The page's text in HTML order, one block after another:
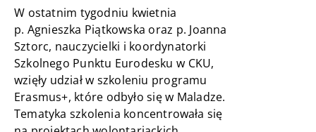
W ostatnim tygodniu kwietnia
p. Agnieszka Piątkowska oraz p. Joanna
Sztorc, nauczycielki i koordynatorki
Szkolnego Punktu Eurodesku w CKU,
wzięły udział w szkoleniu programu
Erasmus+, które odbyło się w Maladze.
Tematyka szkolenia koncentrowała się